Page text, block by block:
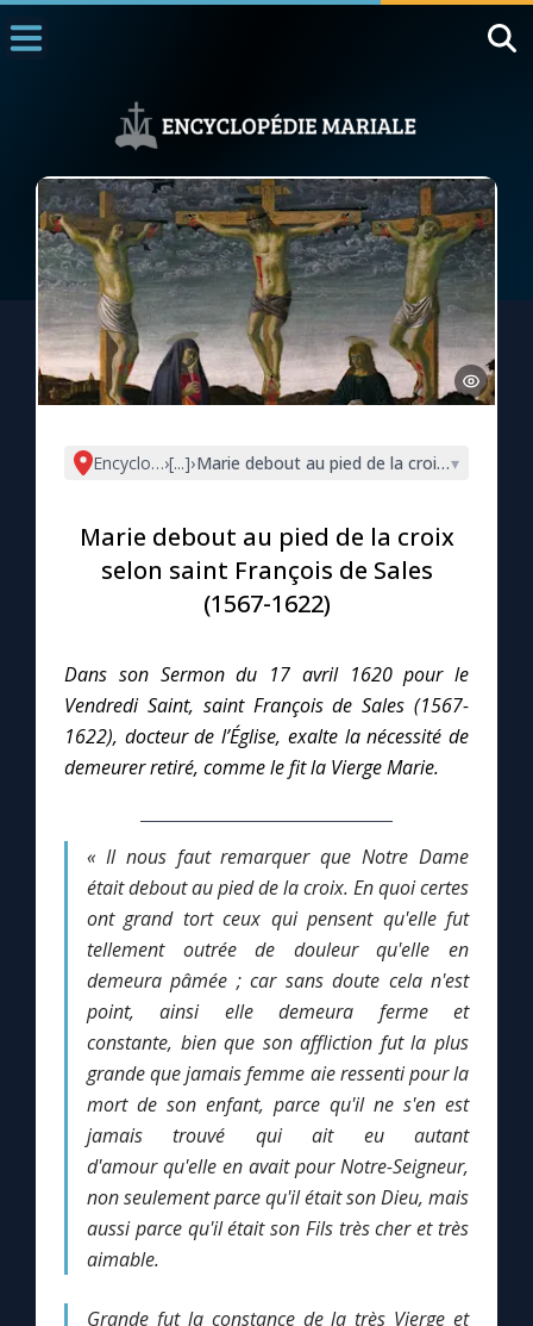
1000 Raisons de Croire
L'actualité de la semaine
La chaîne Youtube
La newsletter
La vidéo de la semaine
Le site internet
Prier au quotidien
Avec Thérèse de Lisieux
L'Évangile chaque jour
Les premiers samedis du mois
Marie qui défait les nœuds
Me consacrer à Jésus par Marie
Mes intentions de prière
Encyclopédie mariale
›[...]›Marie debout au pied de la croix selon
▾
Marie debout au pied de la croix
selon saint François de Sales
(1567-1622)
Dans son Sermon du 17 avril 1620 pour le
Vendredi Saint, saint François de Sales (1567-
1622), docteur de l’Église, exalte la nécessité de
demeurer retiré, comme le fit la Vierge Marie.
« Il nous faut remarquer que Notre Dame
était debout au pied de la croix. En quoi certes
ont grand tort ceux qui pensent qu'elle fut
tellement outrée de douleur qu'elle en
demeura pâmée ; car sans doute cela n'est
point, ainsi elle demeura ferme et
constante, bien que son affliction fut la plus
grande que jamais femme aie ressenti pour la
mort de son enfant, parce qu'il ne s'en est
jamais trouvé qui ait eu autant
d'amour qu'elle en avait pour Notre-Seigneur,
non seulement parce qu'il était son Dieu, mais
aussi parce qu'il était son Fils très cher et très
aimable.
Grande fut la constance de la très Vierge et